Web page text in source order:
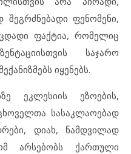
ფენომენი,
ფაქტია, რომელიც
საჯარო
იყენებს.
ეკლესიის ეზოების,
სასაკლაოებად
დიახ, ნამდვილად
არსებობს ქართული